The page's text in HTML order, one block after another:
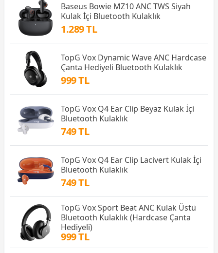
Baseus Bowie MZ10 ANC TWS Siyah
Kulak İçi Bluetooth Kulaklık
1.289 TL
TopG Vox Dynamic Wave ANC Hardcase
Çanta Hediyeli Bluetooth Kulaklık
999 TL
TopG Vox Q4 Ear Clip Beyaz Kulak İçi
Bluetooth Kulaklık
749 TL
TopG Vox Q4 Ear Clip Lacivert Kulak İçi
Bluetooth Kulaklık
749 TL
TopG Vox Sport Beat ANC Kulak Üstü
Bluetooth Kulaklık (Hardcase Çanta
Hediyeli)
999 TL